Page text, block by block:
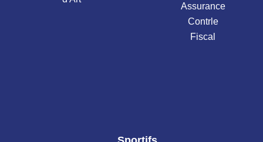
Assurance
Contrle
Fiscal